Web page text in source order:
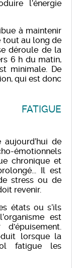
l’énergie
à maintenir
tout au long de
déroule de la
6 h du matin,
minimale. De
qui est donc
de
émotionnels
chronique et
Il est
stress ou de
revenir.
états ou s’ils
est
lorsque la
fatigue les